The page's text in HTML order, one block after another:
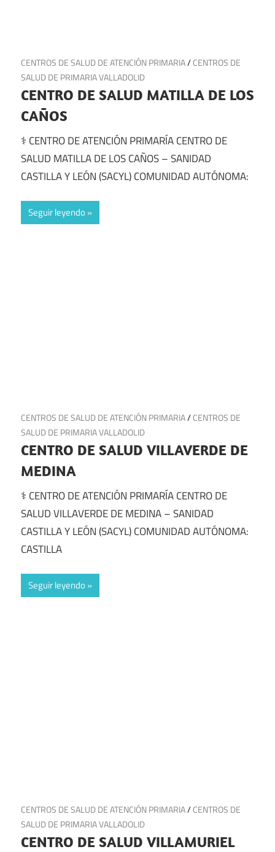
19 de julio de 2025
CENTROS DE SALUD DE ATENCIÓN PRIMARIA/CENTROS DE
SALUD DE PRIMARIA VALLADOLID
CENTRO DE SALUD MATILLA DE LOS
CAÑOS
⚕️ CENTRO DE ATENCIÓN PRIMARÍA CENTRO DE
SALUD MATILLA DE LOS CAÑOS – SANIDAD
CASTILLA Y LEÓN (SACYL) COMUNIDAD AUTÓNOMA:
Seguir leyendo
17 de julio de 2025
CENTROS DE SALUD DE ATENCIÓN PRIMARIA/CENTROS DE
SALUD DE PRIMARIA VALLADOLID
CENTRO DE SALUD VILLAVERDE DE
MEDINA
⚕️ CENTRO DE ATENCIÓN PRIMARÍA CENTRO DE
SALUD VILLAVERDE DE MEDINA – SANIDAD
CASTILLA Y LEÓN (SACYL) COMUNIDAD AUTÓNOMA:
CASTILLA
Seguir leyendo
13 de julio de 2025
CENTROS DE SALUD DE ATENCIÓN PRIMARIA/CENTROS DE
SALUD DE PRIMARIA VALLADOLID
CENTRO DE SALUD VILLAMURIEL